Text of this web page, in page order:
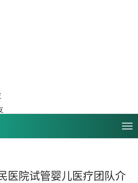
医院试管婴儿医疗团队介